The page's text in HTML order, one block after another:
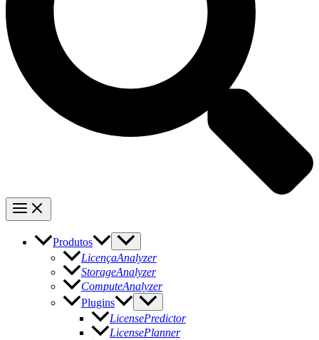
Produtos
LicençaAnalyzer
StorageAnalyzer
ComputeAnalyzer
Plugins
LicensePredictor
LicensePlanner